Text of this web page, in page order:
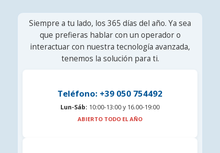
Siempre a tu lado, los 365 días del año. Ya sea
que prefieras hablar con un operador o
interactuar con nuestra tecnología avanzada,
tenemos la solución para ti.
Teléfono: +39 050 754492
Lun-Sáb: 10:00-13:00 y 16.00-19:00
ABIERTO TODO EL AÑO